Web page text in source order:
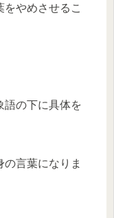
やめさせるこ
語の下に具体を
言葉になりま